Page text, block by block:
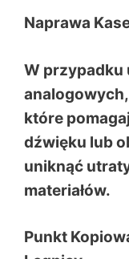
Naprawa
W przypadku
które
dźwięku lub
uniknąć
materiałów.
Punkt